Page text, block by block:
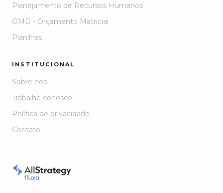
Planejamento de Recursos Humanos
OMD - Orçamento Matricial
Planilhas
INSTITUCIONAL
Sobre nós
Trabalhe conosco
Política de privacidade
Contato